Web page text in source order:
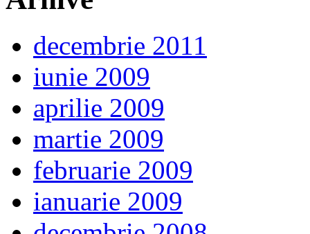
decembrie 2011
iunie 2009
aprilie 2009
martie 2009
februarie 2009
ianuarie 2009